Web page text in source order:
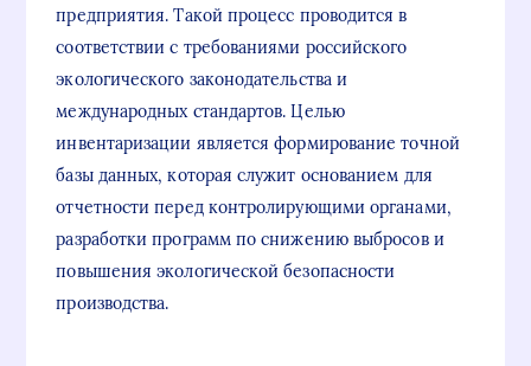
предприятия. Такой процесс проводится в
соответствии с требованиями российского
экологического законодательства и
международных стандартов. Целью
инвентаризации является формирование точной
базы данных, которая служит основанием для
отчетности перед контролирующими органами,
разработки программ по снижению выбросов и
повышения экологической безопасности
производства.